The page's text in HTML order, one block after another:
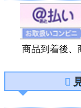
商品到着後、